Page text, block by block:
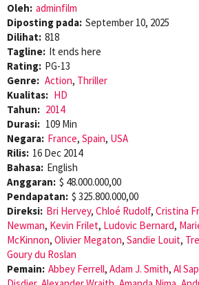
Oleh: adminfilm
Diposting pada: September 10, 2025
Dilihat: 818
Tagline: It ends here
Rating: PG-13
Genre: Action, Thriller
Kualitas: HD
Tahun: 2014
Durasi: 109 Min
Negara: France, Spain, USA
Rilis: 16 Dec 2014
Bahasa: English
Anggaran: $ 48.000.000,00
Pendapatan: $ 325.800.000,00
Direksi: Bri Hervey, Chloé Rudolf, Cristina
Newman, Kevin Frilet, Ludovic Bernard,
McKinnon, Olivier Megaton, Sandie Louit,
Goury du Roslan
Pemain: Abbey Ferrell, Adam J. Smith, Al